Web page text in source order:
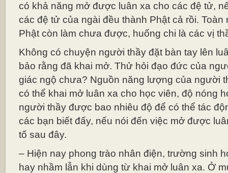
có khả năng mở được luân xa cho các đệ tử,
các đệ tử của ngài đều thành Phật cả rồi.
Phật còn làm chưa được, huống chi là các vị
Không có chuyện người thầy đặt bàn tay lên
bảo rằng đã khai mở. Thử hỏi đạo đức của
giác ngộ chưa? Nguồn năng lượng của người
có thể khai mở luân xa cho học viên, độ nóng
người thầy được bao nhiêu độ để có thể tác
các bạn biết đấy, nếu nói đến việc mở được
tố sau đây.
– Hiện nay phong trào nhân điện, trường sinh
hay nhầm lẫn khi dùng từ khai mở luân xa. Ở